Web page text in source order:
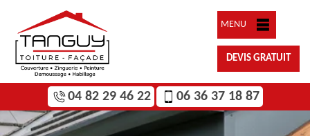
MENU
DEVIS GRATUIT
04 82 29 46 22 06 36 37 18 87